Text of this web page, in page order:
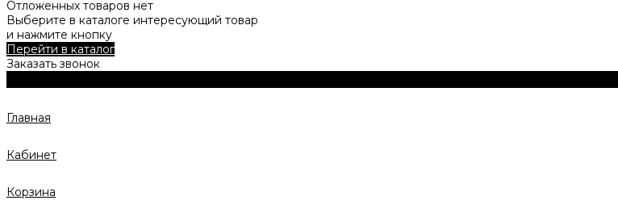
Отложенных товаров нет
Выберите в каталоге интересующий товар
и нажмите кнопку
Перейти в каталог
Заказать звонок
Главная
Кабинет
Корзина